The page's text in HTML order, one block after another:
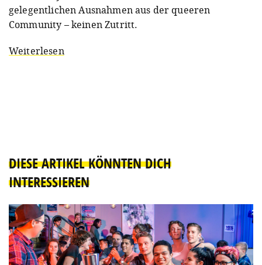
gelegentlichen Ausnahmen aus der queeren
Community – keinen Zutritt.
Weiterlesen
DIESE ARTIKEL KÖNNTEN DICH
INTERESSIEREN